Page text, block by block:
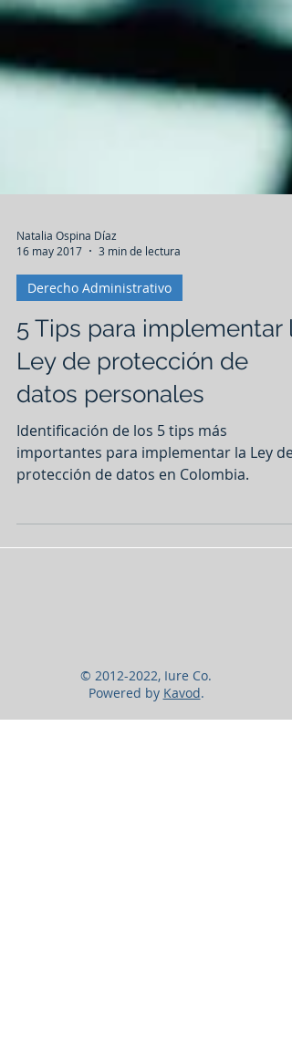
Natalia Ospina Díaz
16 may 2017
3 min de lectura
Derecho Administrativo
5 Tips para implementar
Ley de protección de
datos personales
Identificación de los 5 tips más
protección de datos en Colombia.
©2012-2022, Iure Co.